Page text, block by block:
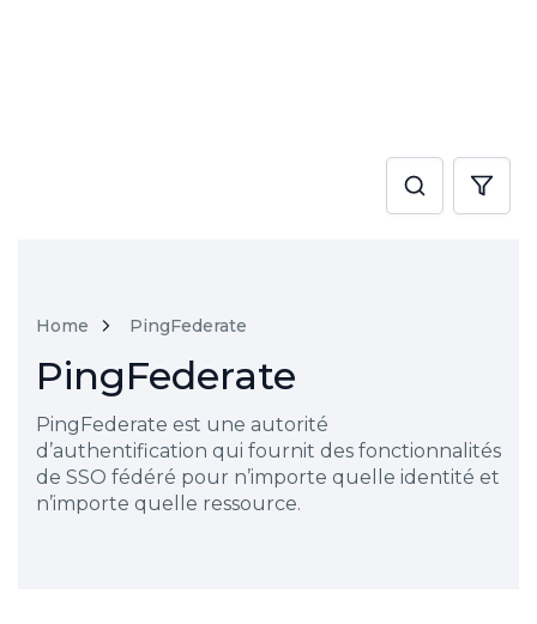
Home PingFederate
PingFederate
PingFederate est une autorité
d’authentification qui fournit des fonctionnalités
de SSO fédéré pour n’importe quelle identité et
n’importe quelle ressource.